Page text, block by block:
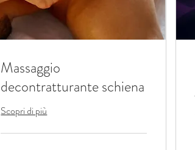
Massaggio
decontratturante schiena
Scopri di più